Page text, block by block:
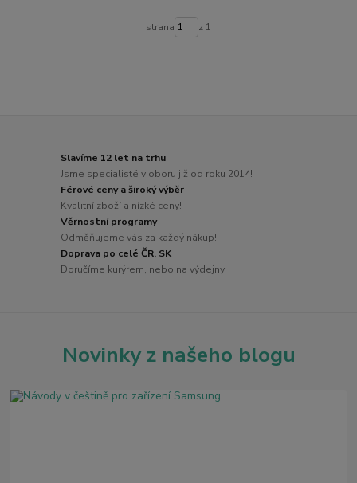
strana z 1
Slavíme 12 let na trhu
Jsme specialisté v oboru již od roku 2014!
Férové ceny a široký výběr
Kvalitní zboží a nízké ceny!
Věrnostní programy
Odměňujeme vás za každý nákup!
Doprava po celé ČR, SK
Doručíme kurýrem, nebo na výdejny
Novinky z našeho blogu